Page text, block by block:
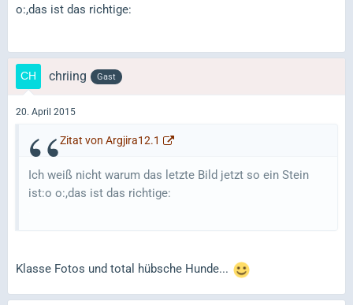
o:,das ist das richtige:
chriing Gast
20. April 2015
Zitat von Argjira12.1
Ich weiß nicht warum das letzte Bild jetzt so ein Stein
ist:o o:,das ist das richtige:
Klasse Fotos und total hübsche Hunde...